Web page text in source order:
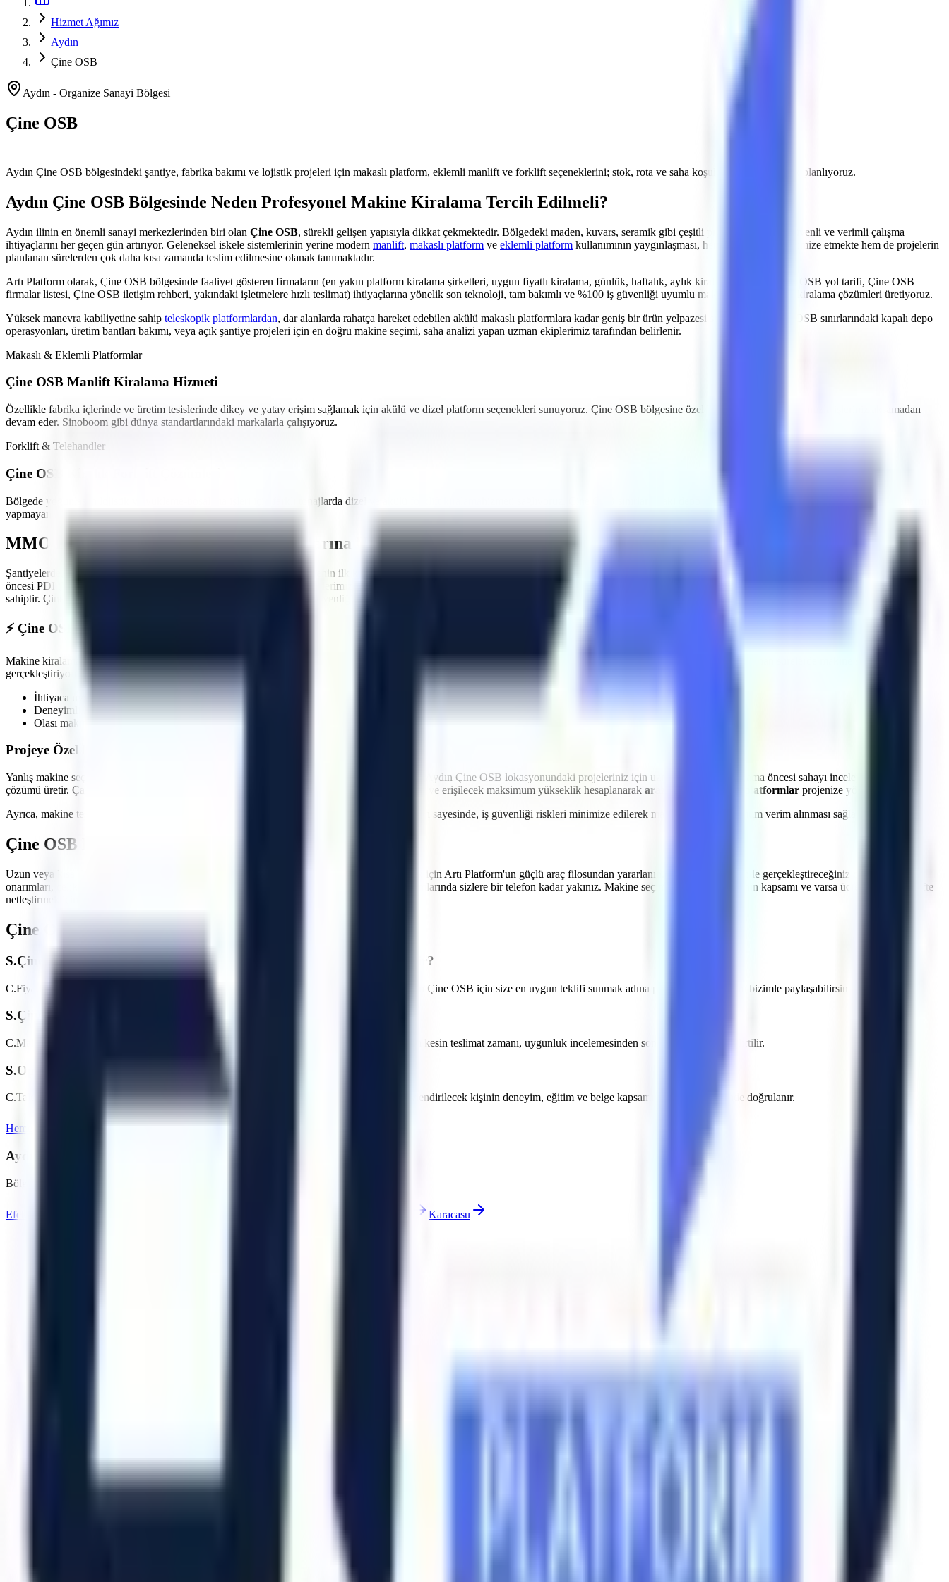
Hizmet Ağımız
Aydın
Çine OSB
Aydın - Organize Sanayi Bölgesi
Çine OSB
Aydın Çine OSB bölgesindeki şantiye, fabrika bakımı ve lojistik projeleri için makaslı platform, eklemli manlift ve forklift seçeneklerini; stok, rota ve saha koşullarını doğrulayarak planlıyoruz.
Aydın Çine OSB Bölgesinde Neden Profesyonel Makine Kiralama Tercih Edilmeli?
Aydın ilinin en önemli sanayi merkezlerinden biri olan Çine OSB, sürekli gelişen yapısıyla dikkat çekmektedir. Bölgedeki maden, kuvars, seramik gibi çeşitli projeler, yüksekte güvenli ve verimli çalışma
ihtiyaçlarını her geçen gün artırıyor. Geleneksel iskele sistemlerinin yerine modern manlift, makaslı platform ve eklemli platform kullanımının yaygınlaşması, hem iş kazalarını minimize etmekte hem de projelerin
planlanan sürelerden çok daha kısa zamanda teslim edilmesine olanak tanımaktadır.
Artı Platform olarak, Çine OSB bölgesinde faaliyet gösteren firmaların (en yakın platform kiralama şirketleri, uygun fiyatlı kiralama, günlük, haftalık, aylık kiralama fiyatları, Çine OSB yol tarifi, Çine OSB
firmalar listesi, Çine OSB iletişim rehberi, yakındaki işletmelere hızlı teslimat) ihtiyaçlarına yönelik son teknoloji, tam bakımlı ve %100 iş güvenliği uyumlu makine parkurumuzla kiralama çözümleri üretiyoruz.
Yüksek manevra kabiliyetine sahip teleskopik platformlardan, dar alanlarda rahatça hareket edebilen akülü makaslı platformlara kadar geniş bir ürün yelpazesi sunmaktayız. Çine OSB sınırlarındaki kapalı depo
operasyonları, üretim bantları bakımı, veya açık şantiye projeleri için en doğru makine seçimi, saha analizi yapan uzman ekiplerimiz tarafından belirlenir.
Makaslı & Eklemli Platformlar
Çine OSB Manlift Kiralama Hizmeti
Özellikle fabrika içlerinde ve üretim tesislerinde dikey ve yatay erişim sağlamak için akülü ve dizel platform seçenekleri sunuyoruz. Çine OSB bölgesine özel hızlı teslimat imkanlarımızla işleriniz aksamadan
devam eder. Sinoboom gibi dünya standartlarındaki markalarla çalışıyoruz.
Forklift & Telehandler
Çine OSB
Bölgede yoğunlaşan için farklı tonajlarda dizel ve akülü
yapmayan akülü modeller en çok tercih edilen ürünlerimizdir.
MMO Denetimli ve İş Güvenliği Standartlarına Uygun Filo
Şantiyelerde, endüstriyel tesislerde yaşanan iş kazalarının önüne geçmenin ilk kuralı, kullanılan ekipmanların standartlara uygun olmasıdır.
süreçlerinde Artı Platform, her kiralama
öncesi PDI (Teslimat Öncesi Bakım) işlemlerini eksiksiz yapar. Makinelerimizin tamamı
tarafından periyodik olarak muayene edilmektedir ve CE / EN280 sertifikasyonuna
sahiptir. Çine OSB sahasında görev yapacak araçlarımız, operatörün güvenliğini en üst düzeyde tutacak aşırı yük sensörleri, eğim alarmları ve acil indirme valfleri ile donatılmıştır.
⚡ Çine OSB Bölgesine Hızlı ve Kesintisiz Lojistik
Makine kiralama süreçlerinde en kritik faktörlerden biri zaman yönetimidir. Artı Platform olarak kendi çekicilerimiz ve özel nakliye filomuzla
gerçekleştiriyoruz. Özellikleüretim hattı duruşlarında
, saatler içinde makinenin projenizde hazır olmasını sağlayarak olası maliyet kayıplarının önüne geçiyoruz.
İhtiyaca uygun kapasite, gerçek stok ve sevkiyat uygunluğu kontrolü
Deneyimli lojistik personeli ile güvenli indirme/bindirme işlemleri
Olası makine arızalarında hızlı servis ve yedek makine tahsisi imkanı
Projeye Özel Makine Seçimi ve Saha İnceleme Seçeneği
Yanlış makine seçimi, projelerde hem zaman kaybına hem de ekstra maliyetlere neden olabilir. Aydın Çine OSB lokasyonundaki projeleriniz için uzman ekibimiz, kiralama öncesi sahayı inceleyerek en uygun
çözümü üretir. Çalışılacak zeminin taşıma kapasitesi, kapı ve koridor genişlikleri, eğim durumu ve erişilecek maksimum yükseklik hesaplanarak araziye uygun güçlü platformlar projenize yönlendirilir.
Ayrıca, makine teslimatında operatörlerinize veya ilgili personelinize verilen teknik oryantasyon sayesinde, iş güvenliği riskleri minimize edilerek makinelerden maksimum verim alınması sağlanır.
Çine OSB
Uzun veya kısa dönemli operasyonlarınızda maliyetlerinizi düşürürken verimliliğinizi artırmak için Artı Platform'un güçlü araç filosundan yararlanın.
genelinde gerçekleştireceğiniz dış cephe
onarımları, çelik konstrüksiyon montajları, çatı tamiratları ve sanayi tipi üretim hatlarının bakımlarında sizlere bir telefon kadar yakınız. Makine seçimi, saha incelemesinin kapsamı ve varsa ücretini yazılı teklifte
netleştirmek için ekibimizle iletişime geçebilirsiniz.
Çine OSB Bölgesi İçin Sıkça Sorulan Sorular
S.Çine OSB bölgesinde günlük/haftalık platform kiralama fiyatları nedir?
C.Fiyatlar makine tipine (makaslı, eklemli vb.) ve kiralama süresine göre değişmektedir. Aydın Çine OSB için size en uygun teklifi sunmak adına projenizin detaylarını bizimle paylaşabilirsiniz.
S.Çine OSB bölgesine teslimat nasıl planlanır?
C.Makine parkı, nakliye rotası, saha erişimi ve talep tarihi kontrol edilir. Aydın Çine OSB için kesin teslimat zamanı, uygunluk incelemesinden sonra yazılı teklifte belirtilir.
S.Operatörlü kiralama hizmetiniz var mı?
C.Talebe göre operatör seçeneği değerlendirilebilir. Çine OSB içerisindeki tesisler için görevlendirilecek kişinin deneyim, eğitim ve belge kapsamı sözleşme öncesinde doğrulanır.
Hemen Teklif İste
Aydın
Bölgedeki diğer OSB ve ilçeler için kiralama seçeneklerini inceleyebilirsiniz.
Efeler (Merkez) Karacasu
Eskişehir (Merkez)
İzmir (Ege Bölge)